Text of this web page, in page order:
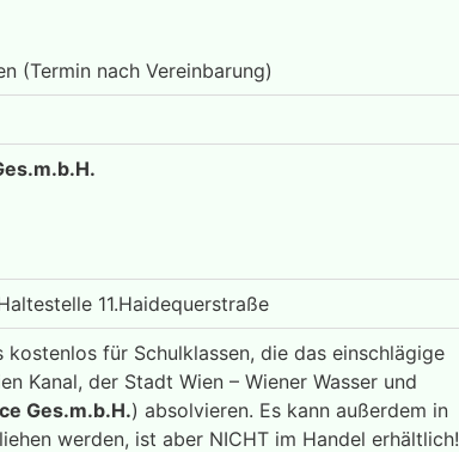
(Termin nach Vereinbarung)
11.Haidequerstraße
kostenlos für Schulklassen, die das einschlägige
Kanal, der Stadt Wien – Wiener Wasser und
Ges.m.b.H.) absolvieren. Es kann außerdem in
werden, ist aber NICHT im Handel erhältlich!